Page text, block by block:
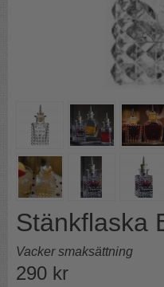
Stänkflaska
Vacker smaksättning
290 kr